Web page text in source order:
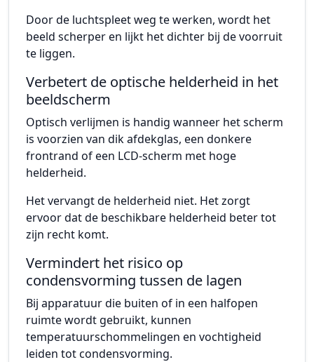
Door de luchtspleet weg te werken, wordt het
beeld scherper en lijkt het dichter bij de voorruit
te liggen.
Verbetert de optische helderheid in het
beeldscherm
Optisch verlijmen is handig wanneer het scherm
is voorzien van dik afdekglas, een donkere
frontrand of een LCD-scherm met hoge
helderheid.
Het vervangt de helderheid niet. Het zorgt
ervoor dat de beschikbare helderheid beter tot
zijn recht komt.
Vermindert het risico op
condensvorming tussen de lagen
Bij apparatuur die buiten of in een halfopen
ruimte wordt gebruikt, kunnen
temperatuurschommelingen en vochtigheid
leiden tot condensvorming.